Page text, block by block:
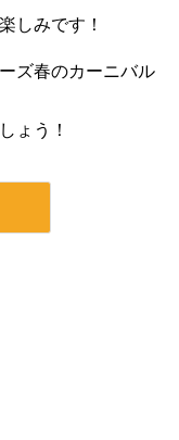
しみです！
ズ春のカーニバル
ょう！